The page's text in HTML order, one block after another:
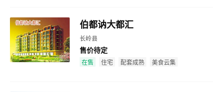
效果图
伯都讷大都汇
长岭县
售价待定
在售 住宅 配套成熟 美食云集